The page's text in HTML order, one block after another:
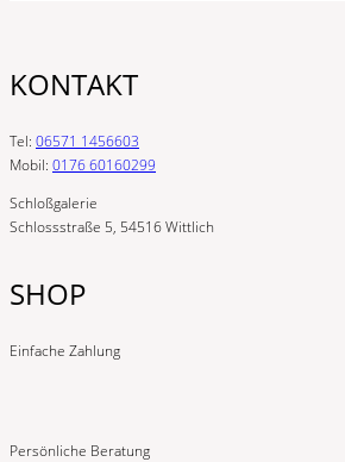
KONTAKT
Tel: 06571 1456603
Mobil: 0176 60160299
Schloßgalerie
Schlossstraße 5, 54516 Wittlich
SHOP
Einfache Zahlung
Persönliche Beratung